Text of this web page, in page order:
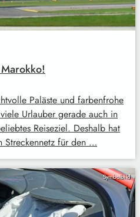
Paläste und farbenfrohe
Urlauber gerade auch in
Reiseziel. Deshalb hat
Streckennetz für den …
Symbolbild